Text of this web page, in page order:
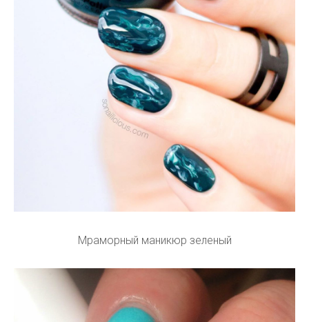
Мраморный маникюр зеленый